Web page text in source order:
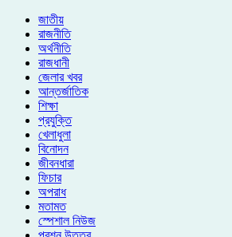
জাতীয়
রাজনীতি
অর্থনীতি
রাজধানী
জেলার খবর
আন্তর্জাতিক
শিক্ষা
প্রযুক্তি
খেলাধুলা
বিনোদন
জীবনধারা
ফিচার
অপরাধ
মতামত
স্পেশাল নিউজ